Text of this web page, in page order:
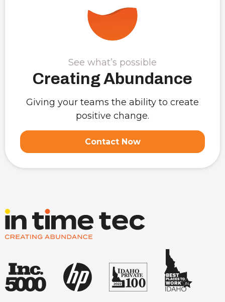
See what’s possible
Creating Abundance
Giving your teams the ability to create
positive change.
Contact Now